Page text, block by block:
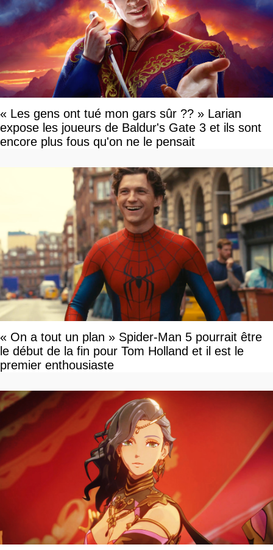
« Les gens ont tué mon gars sûr ?? » Larian
expose les joueurs de Baldur's Gate 3 et ils sont
encore plus fous qu'on ne le pensait
« On a tout un plan » Spider-Man 5 pourrait être
le début de la fin pour Tom Holland et il est le
premier enthousiaste